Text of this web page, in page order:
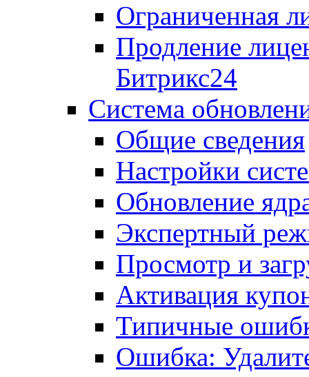
Ограниченная
Продление
Битрикс24
Система
Общие сведения
Настройки
Обновление
Экспертный
Просмотр и
Активация
Типичные
Ошибка: